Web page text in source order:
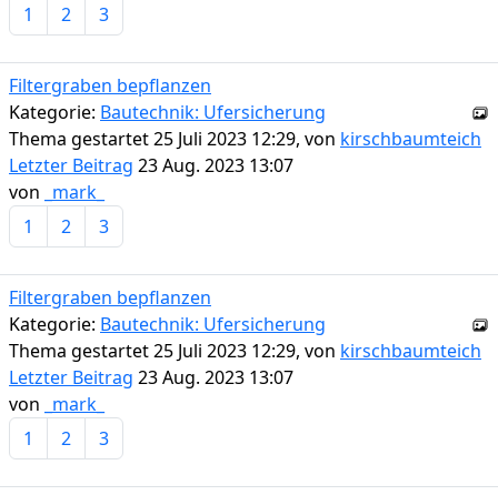
1
2 3
Filtergraben bepflanzen
Kategorie: Bautechnik: Ufersicherung
Thema gestartet 25 Juli 2023 12:29, von kirschbaumteich
Letzter Beitrag 23 Aug. 2023 13:07
von _mark_
1
2 3
Filtergraben bepflanzen
Kategorie: Bautechnik: Ufersicherung
Thema gestartet 25 Juli 2023 12:29, von kirschbaumteich
Letzter Beitrag 23 Aug. 2023 13:07
von _mark_
1
2 3